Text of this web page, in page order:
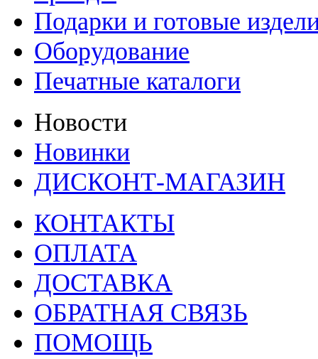
Подарки и готовые
Оборудование
Печатные каталоги
Новости
Новинки
ДИСКОНТ-МАГАЗИН
КОНТАКТЫ
ОПЛАТА
ДОСТАВКА
ОБРАТНАЯ СВЯЗЬ
ПОМОЩЬ